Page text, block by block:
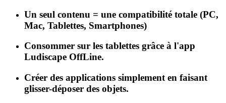
Un seul contenu = une compatibilité totale (PC,
Mac, Tablettes, Smartphones)
Consommer sur les tablettes grâce à l'app
Ludiscape OffLine.
Créer des applications simplement en faisant
glisser-déposer des objets.